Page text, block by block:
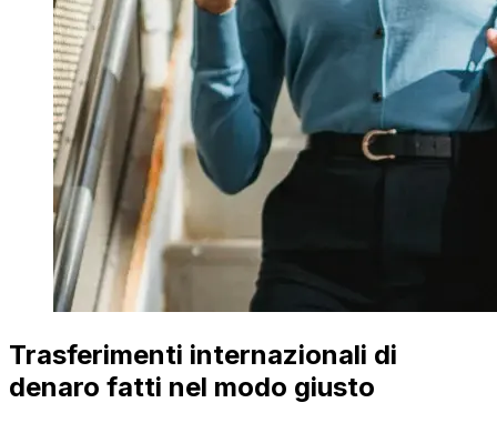
Trasferimenti internazionali di
denaro fatti nel modo giusto